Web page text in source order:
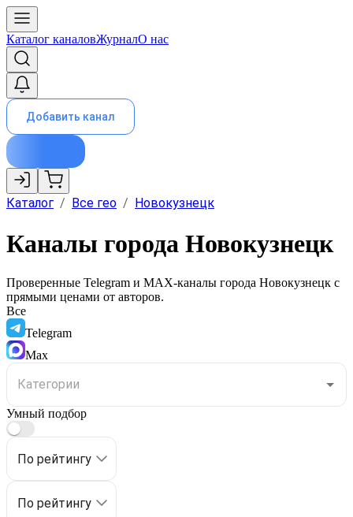
Каталог каналовЖурналО нас
Добавить канал
Каталог / Все гео / Новокузнецк
Каналы города Новокузнецк
Проверенные Telegram и MAX-каналы города Новокузнецк с
прямыми ценами от авторов.
Все
Telegram
Max
Умный подбор
По рейтингу
По рейтингу